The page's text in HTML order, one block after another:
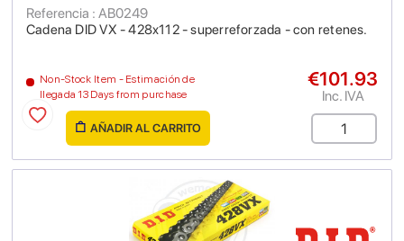
Cadena DID VX - 428x112 - superreforzada - con retenes.
Referencia : AB0249
Non-Stock Item - Estimación de
llegada 13 Days from purchase
€101.93
Inc. IVA
AÑADIR AL CARRITO